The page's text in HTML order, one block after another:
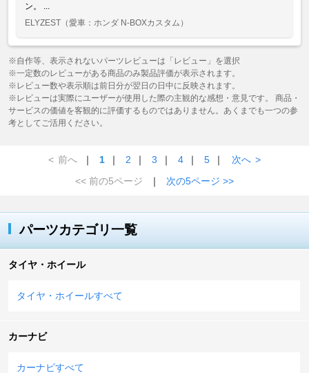
ン。 ...
ELYZEST （愛車：ホンダ N-BOXカスタム）
※自作等、表示されないパーツレビューは「レビュー」を選択
※一定数のレビューがある商品のみ製品評価が表示されます。
※レビュー数や表示順は前日分が翌日の日中に反映されます。
※レビューは実際にユーザーが使用した際の主観的な感想・意見です。 商品・
サービスの価値を客観的に評価するものではありません。あくまでも一つの参
考としてご活用ください。
< 前へ ｜ 1 ｜ 2 ｜ 3 ｜ 4 ｜ 5 ｜ 次へ >
<< 前の5ページ
｜ 次の5ページ >>
パーツカテゴリ一覧
タイヤ・ホイール
タイヤ・ホイールすべて
カーナビ
カーナビすべて